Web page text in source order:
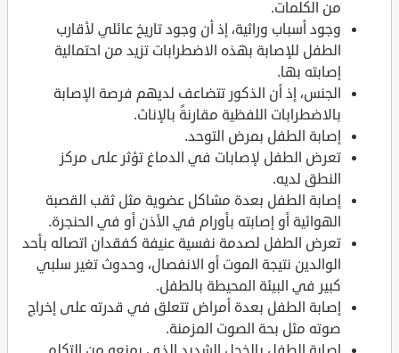
من الكلمات.
وجود أسباب وراثية، إذ أن وجود تاريخ عائلي لأقارب
الطفل للإصابة بهذه الاضطرابات تزيد من احتمالية
إصابته بها.
الجنس، إذ أن الذكور تتضاعف لديهم فرصة الإصابة
بالاضطرابات اللفظية مقارنةً بالإناث.
إصابة الطفل بمرض التوحد.
تعرض الطفل لإصابات في الدماغ تؤثر على مركز
النطق لديه.
إصابة الطفل بعدة مشاكل عضوية مثل ثقب القصبة
الهوائية أو إصابته بأورام في الأذن أو في الحنجرة.
تعرض الطفل لصدمة نفسية عنيفة كفقدان اتصاله بأحد
الوالدين نتيجة الموت أو الانفصال، وحدوث تغير سلبي
كبير في البيئة المحيطة بالطفل.
إصابة الطفل بعدة أمراض تتعلق في قدرته على إخراج
صوته مثل بحة الصوت المزمنة.